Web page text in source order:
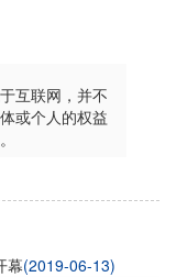
互联网，并不
或个人的权益
幕(2019-06-13)